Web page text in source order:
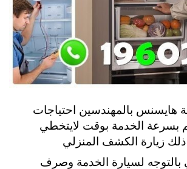
هايسنس بالمهندسين احتياجات
بسرعة الخدمة بوقت لايتخطي
بالتوجه لسيارة الخدمة وصرف